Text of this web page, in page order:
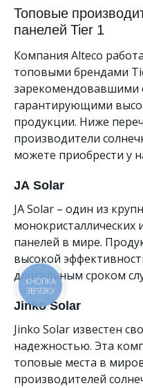
Топовые
панелей Tier 1
Компания Alteco
топовыми брендами
зарекомендовавшими
гарантирующими
продукции. Ниже
производители
можете приобрести у
JA Solar
JA Solar – один из
монокристаллических
панелей в мире.
высокой
длительным сроком
Jinko Solar
Jinko Solar известен
надежностью. Эта
топовые места в
производителей
КНОПКА
ЗВ'ЯЗКУ